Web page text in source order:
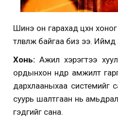
Шинэ он гарахад цөөхөн
төлөвлөж байгаа биз ээ.
Хонь: Ажил хэрэгтээ
ордынхон өндөр амжилт
дархлааныхаа системийг
суурь шалтгаан нь
гэдгийг сана.